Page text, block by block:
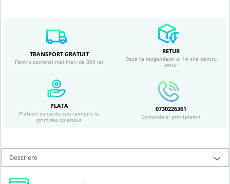
TRANSPORT GRATUIT
Pentru comenzi mai mari de 399 lei
RETUR
Daca te razgandesti ai 14 zile pentru
retur
PLATA
Platesti cu cardu sau ramburs la
primirea coletului
0730226361
Comanda si prin telefon
Descriere